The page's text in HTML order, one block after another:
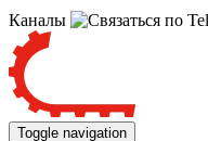
Каналы
Toggle navigation